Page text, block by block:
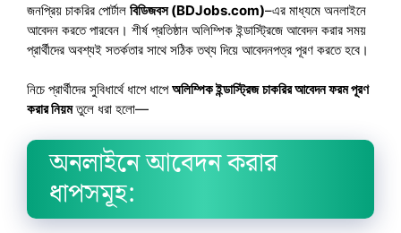
জনপ্রিয় চাকরির পোর্টাল বিডিজবস (BDJobs.com)–এর মাধ্যমে অনলাইনে
আবেদন করতে পারবেন। শীর্ষ প্রতিষ্ঠান অলিম্পিক ইন্ডাস্ট্রিজে আবেদন করার সময়
প্রার্থীদের অবশ্যই সতর্কতার সাথে সঠিক তথ্য দিয়ে আবেদনপত্র পূরণ করতে হবে।
নিচে প্রার্থীদের সুবিধার্থে ধাপে ধাপেঅলিম্পিক ইন্ডাস্ট্রিজ চাকরির আবেদন ফরম পূরণ
করার নিয়মতুলে ধরা হলো—
অনলাইনে আবেদন করার
ধাপসমূহ: